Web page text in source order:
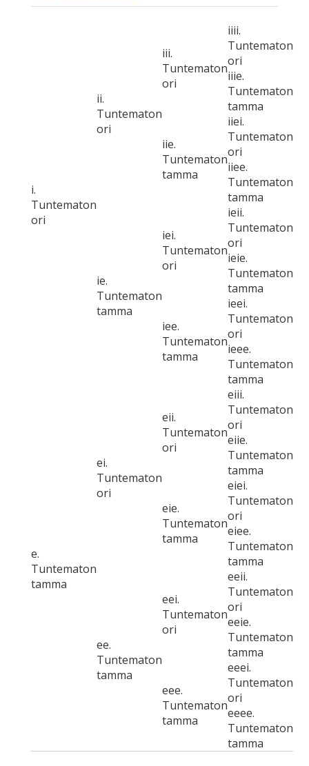
i.
Tuntematon
ori
ii.
Tuntematon
ori
iii.
Tuntematon
ori
iiii.
Tuntematon
ori
iiie.
Tuntematon
tamma
iie.
Tuntematon
tamma
iiei.
Tuntematon
ori
iiee.
Tuntematon
tamma
ie.
Tuntematon
tamma
iei.
Tuntematon
ori
ieii.
Tuntematon
ori
ieie.
Tuntematon
tamma
iee.
Tuntematon
tamma
ieei.
Tuntematon
ori
ieee.
Tuntematon
tamma
e.
Tuntematon
tamma
ei.
Tuntematon
ori
eii.
Tuntematon
ori
eiii.
Tuntematon
ori
eiie.
Tuntematon
tamma
eie.
Tuntematon
tamma
eiei.
Tuntematon
ori
eiee.
Tuntematon
tamma
ee.
Tuntematon
tamma
eei.
Tuntematon
ori
eeii.
Tuntematon
ori
eeie.
Tuntematon
tamma
eee.
Tuntematon
tamma
eeei.
Tuntematon
ori
eeee.
Tuntematon
tamma